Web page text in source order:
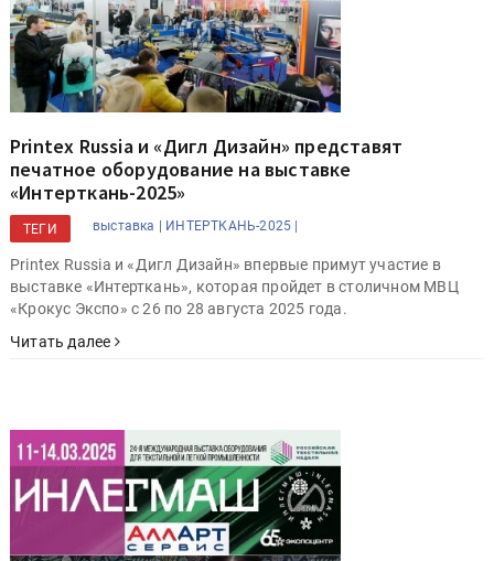
Printex Russia и «Дигл Дизайн» представят
печатное оборудование на выставке
«Интерткань-2025»
ТЕГИ выставка | ИНТЕРТКАНЬ-2025 |
Printex Russia и «Дигл Дизайн» впервые примут участие в
выставке «Интерткань», которая пройдет в столичном МВЦ
«Крокус Экспо» с 26 по 28 августа 2025 года.
Читать далее